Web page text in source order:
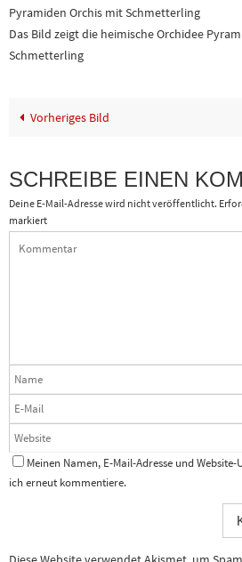
Pyramiden Orchis mit Schmetterling
Das Bild zeigt die heimische Orchidee
Schmetterling
Vorheriges Bild
SCHREIBE EINEN
Deine E-Mail-Adresse wird nicht veröffentlicht.
markiert
Meinen Namen, E-Mail-Adresse und
ich erneut kommentiere.